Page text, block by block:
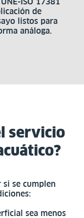
de
listos para
análoga.
servicio
si se cumplen
sea menos